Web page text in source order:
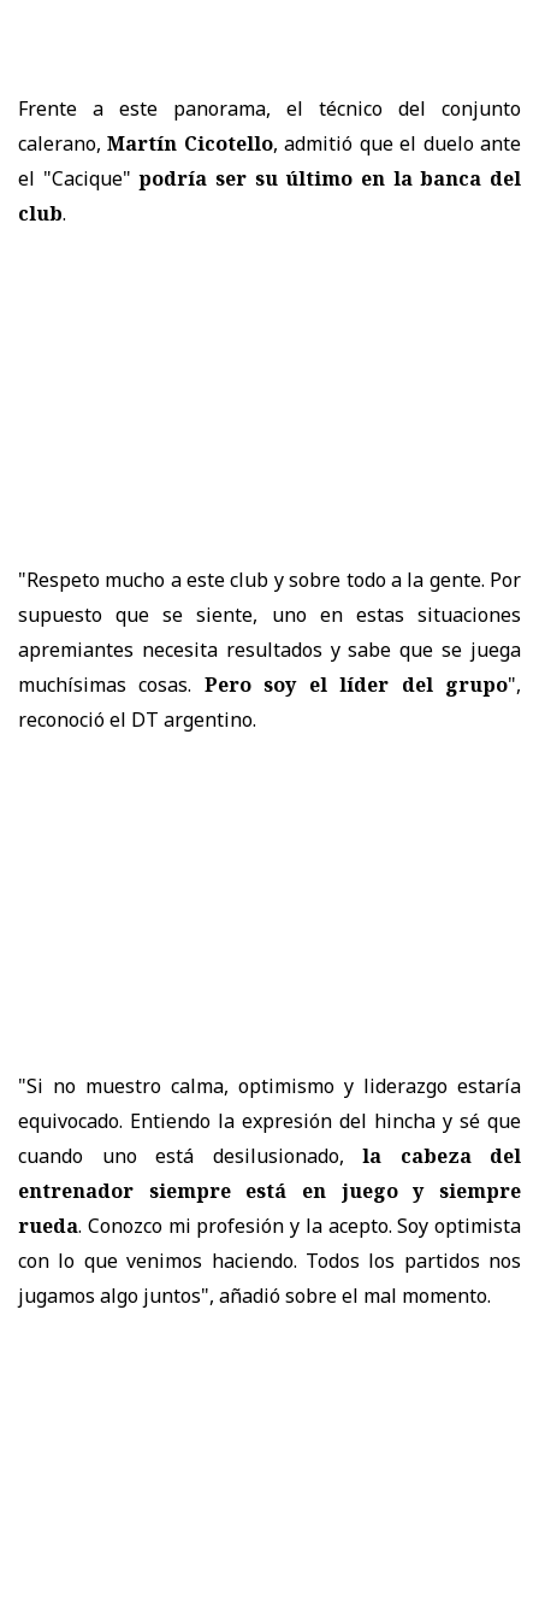
Frente a este panorama, el técnico del conjunto
calerano,Martín Cicotello, admitió que el duelo ante
el "Cacique" podría ser su último en la banca del
club.
"Respeto mucho a este club y sobre todo a la gente. Por
supuesto que se siente, uno en estas situaciones
apremiantes necesita resultados y sabe que se juega
muchísimas cosas. Pero soy el líder del grupo",
reconoció el DT argentino.
"Si no muestro calma, optimismo y liderazgo estaría
equivocado. Entiendo la expresión del hincha y sé que
cuando uno está desilusionado, la cabeza del
entrenador siempre está en juego y siempre
rueda. Conozco mi profesión y la acepto. Soy optimista
con lo que venimos haciendo. Todos los partidos nos
jugamos algo juntos", añadió sobre el mal momento.